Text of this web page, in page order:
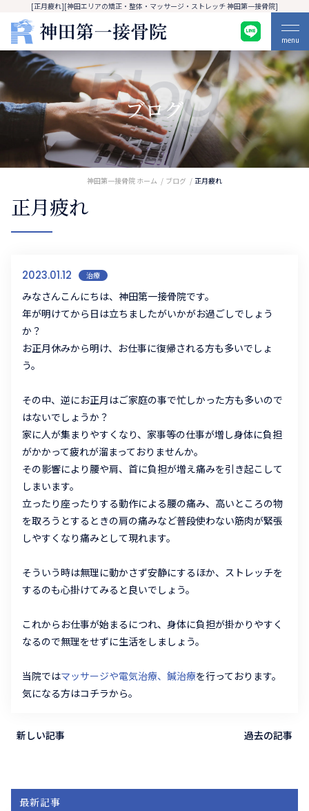
[正月疲れ][神田エリアの矯正・整体・マッサージ・ストレッチ 神田第一接骨院]
menu
Blog
ブログ
神田第一接骨院 ホーム ブログ 正月疲れ
正月疲れ
2023.01.12 治療
みなさんこんにちは、神田第一接骨院です。
年が明けてから日は立ちましたがいかがお過ごしでしょう
か？
お正月休みから明け、お仕事に復帰される方も多いでしょ
う。
その中、逆にお正月はご家庭の事で忙しかった方も多いので
はないでしょうか？
家に人が集まりやすくなり、家事等の仕事が増し身体に負担
がかかって疲れが溜まっておりませんか。
その影響により腰や肩、首に負担が増え痛みを引き起こして
しまいます。
立ったり座ったりする動作による腰の痛み、高いところの物
を取ろうとするときの肩の痛みなど普段使わない筋肉が緊張
しやすくなり痛みとして現れます。
そういう時は無理に動かさず安静にするほか、ストレッチを
するのも心掛けてみると良いでしょう。
これからお仕事が始まるにつれ、身体に負担が掛かりやすく
なるので無理をせずに生活をしましょう。
当院ではマッサージや電気治療、鍼治療を行っております。
気になる方はコチラから。
新しい記事 過去の記事
最新記事